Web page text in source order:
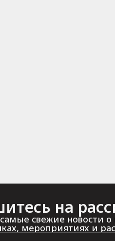
на
свежие новости
мероприятиях и